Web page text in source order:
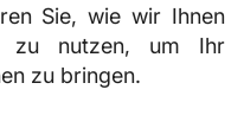
Sie, wie wir Ihnen
zu nutzen, um Ihr
zu bringen.